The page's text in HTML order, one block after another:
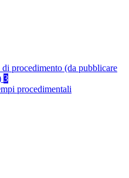
procedimento (da pubblicare
3
procedimentali